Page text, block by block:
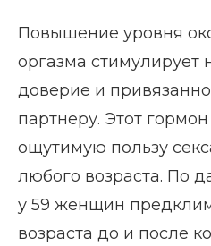
Повышение уровня
оргазма стимулирует
доверие и
партнеру. Этот
ощутимую пользу
любого возраста. По
у 59 женщин
возраста до и после